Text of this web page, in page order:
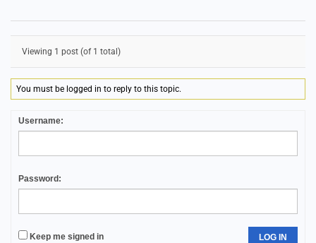
Viewing 1 post (of 1 total)
You must be logged in to reply to this topic.
Username:
Password:
Keep me signed in LOG IN